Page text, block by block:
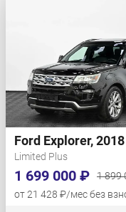
Ford Explorer, 2018
Limited Plus
1 699 000 ₽
1 899
от 21 428 ₽/мес без